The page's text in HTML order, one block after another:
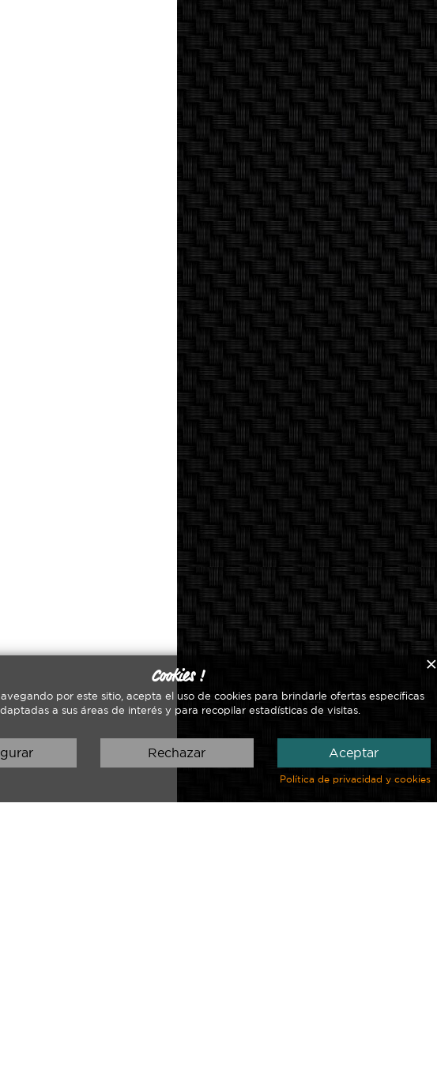
×
Cookies !
por este sitio, acepta el uso de cookies para brindarle ofertas específicas
a sus áreas de interés y para recopilar estadísticas de visitas.
Rechazar Aceptar
Política de privacidad y cookies